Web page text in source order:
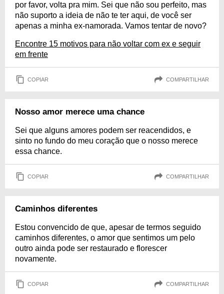
por favor, volta pra mim. Sei que não sou perfeito, mas
não suporto a ideia de não te ter aqui, de você ser
apenas a minha ex-namorada. Vamos tentar de novo?
Encontre 15 motivos para não voltar com ex e seguir
em frente
COPIAR COMPARTILHAR
Nosso amor merece uma chance
Sei que alguns amores podem ser reacendidos, e
sinto no fundo do meu coração que o nosso merece
essa chance.
COPIAR COMPARTILHAR
Caminhos diferentes
Estou convencido de que, apesar de termos seguido
caminhos diferentes, o amor que sentimos um pelo
outro ainda pode ser restaurado e florescer
novamente.
COPIAR COMPARTILHAR